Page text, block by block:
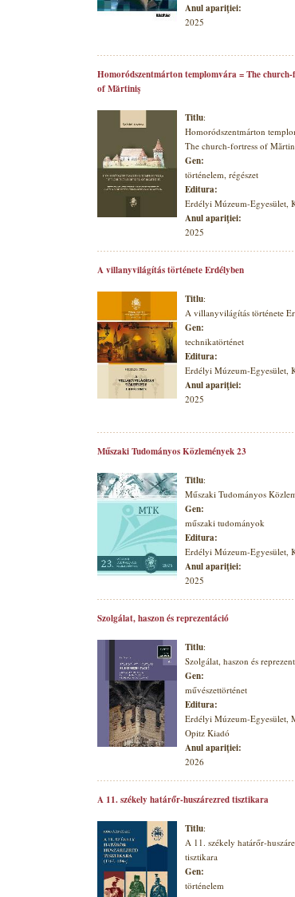
Anul apariţiei:
2025
Homoródszentmárton templomvára = The
of Mărtiniş
Titlu:
Homoródszentmárton
The church-fortress of
Gen:
történelem, régészet
Editura:
Erdélyi Múzeum-Egyesület,
Anul apariţiei:
2025
A villanyvilágítás története Erdélyben
Titlu:
A villanyvilágítás története
Gen:
technikatörténet
Editura:
Erdélyi Múzeum-Egyesület,
Anul apariţiei:
2025
Műszaki Tudományos Közlemények 23
Titlu:
Műszaki Tudományos
Gen:
műszaki tudományok
Editura:
Erdélyi Múzeum-Egyesület,
Anul apariţiei:
2025
Szolgálat, haszon és reprezentáció
Titlu:
Szolgálat, haszon és
Gen:
művészettörténet
Editura:
Erdélyi Múzeum-Egyesület,
Opitz Kiadó
Anul apariţiei:
2026
A 11. székely határőr-huszárezred tisztikara
Titlu:
A 11. székely határőr-
tisztikara
Gen:
történelem